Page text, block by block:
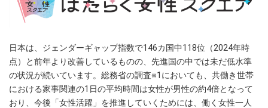
日本は、ジェンダーギャップ指数で146カ国中118位（2024年時
点）と前年より改善しているものの、先進国の中では未だ低水準
の状況が続いています。総務省の調査※1においても、共働き世帯
における家事関連の1日の平均時間は女性が男性の約4倍となって
おり、今後「女性活躍」を推進していくためには、働く女性一人